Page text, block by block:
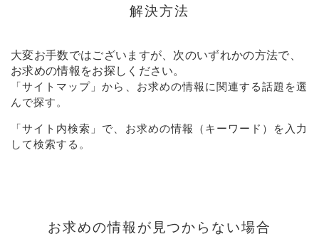
解決方法
大変お手数ではございますが、次のいずれかの方法で、
お求めの情報をお探しください。
「サイトマップ 」から、お求めの情報に関連する話題を選
んで探す。
「サイト内検索」で、お求めの情報（キーワード）を入力
して検索する。
お求めの情報が見つからない場合